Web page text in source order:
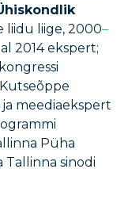
liidu liige, 2000–
2014 ekspert;
meediaekspert
Püha
sinodi